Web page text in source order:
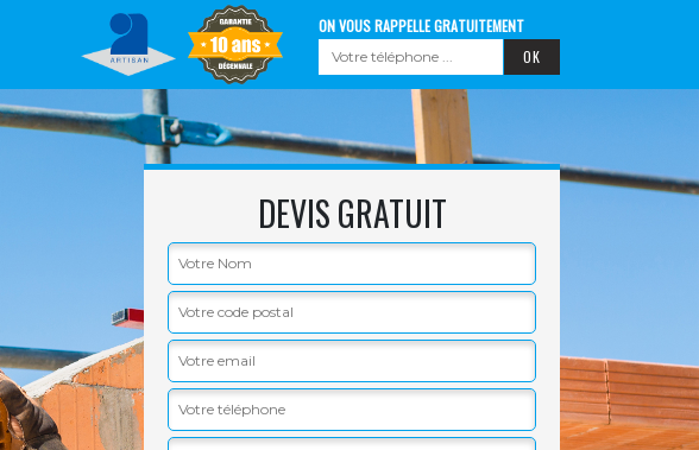
ON VOUS RAPPELLE GRATUITEMENT
DEVIS GRATUIT